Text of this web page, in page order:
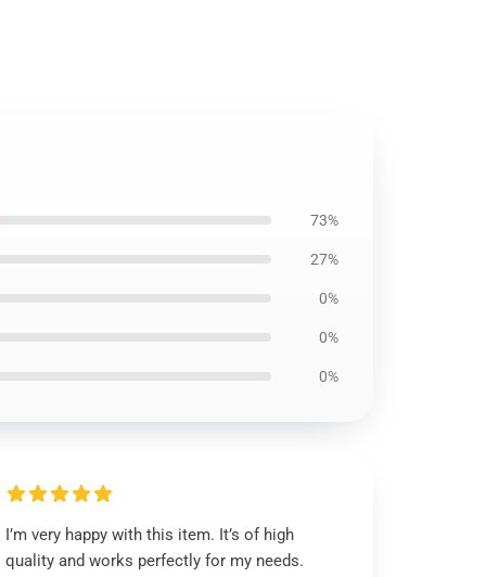
73%
27%
0%
0%
0%
I’m very happy with this item. It’s of high
quality and works perfectly for my needs.